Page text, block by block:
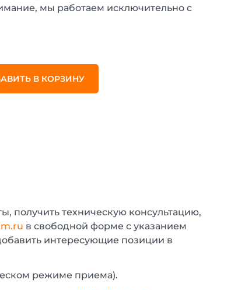
мы работаем исключительно с
В КОРЗИНУ
получить техническую консультацию,
в свободной форме с указанием
интересующие позиции в
режиме приема).